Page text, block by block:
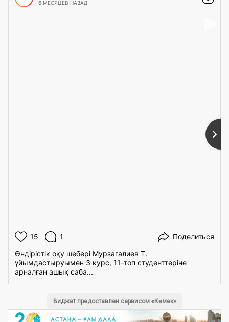
Абитурент6 МЕСЯЦЕВ НАЗАД
15 1
Поделиться
Өндірістік оқу шебері Мурзагалиев Т.
ұйымдастыруымен 3 курс, 11-топ студенттеріне
арналған ашық саба...
Виджет предоставлен сервисом «Көмек»